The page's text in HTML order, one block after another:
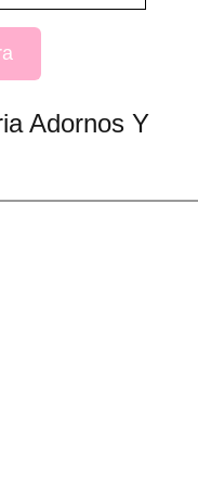
Adornos Y